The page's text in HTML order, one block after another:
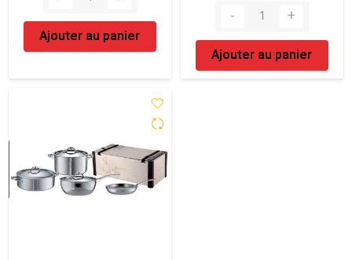
Ajouter au panier
Ajouter au panier